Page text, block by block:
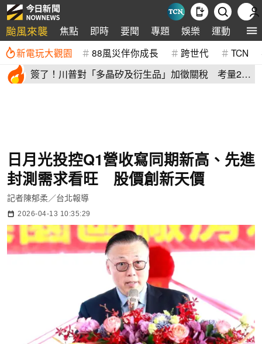
颱風來襲 焦點 即時 要聞 專題 娛樂 運動 全球
新電玩大觀園 88風災伴你成長 跨世代 TCN
簽了！川普對「多晶矽及衍生品」加徵關稅 考量2原
日月光投控Q1營收寫同期新高、先進
封測需求看旺 股價創新天價
記者陳郁柔／台北報導
2026-04-13 10:35:29